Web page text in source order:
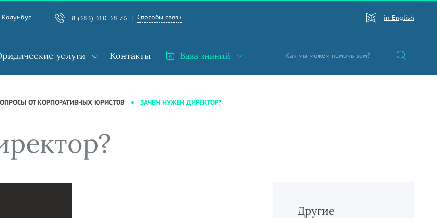
Колумбус 8 (383) 310-38-76 Способы связи in English
услуги Контакты База знаний
ОТ КОРПОРАТИВНЫХ ЮРИСТОВ ЗАЧЕМ НУЖЕН ДИРЕКТОР?
Другие